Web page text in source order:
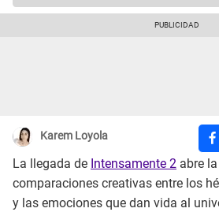
Karem Loyola
La llegada de Intensamente 2 abre
comparaciones creativas entre los
y las emociones que dan vida al